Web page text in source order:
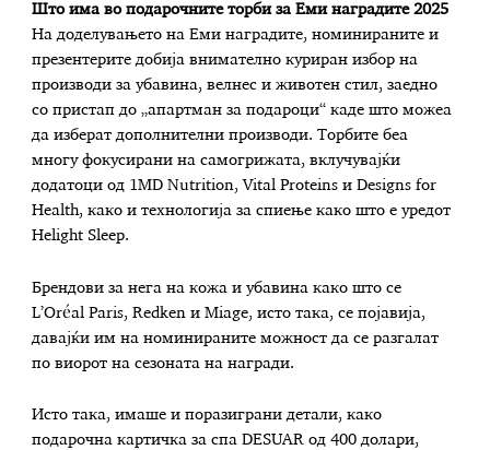
Што има во подарочните торби за Еми наградите 2025
На доделувањето на Еми наградите, номинираните и
презентерите добија внимателно куриран избор на
производи за убавина, велнес и животен стил, заедно
со пристап до „апартман за подароци“ каде што можеа
да изберат дополнителни производи. Торбите беа
многу фокусирани на самогрижата, вклучувајќи
додатоци од 1MD Nutrition, Vital Proteins и Designs for
Health, како и технологија за спиење како што е уредот
Helight Sleep.
Брендови за нега на кожа и убавина како што се
L’Oréal Paris, Redken и Miage, исто така, се појавија,
давајќи им на номинираните можност да се разгалат
по виорот на сезоната на награди.
Исто така, имаше и поразиграни детали, како
подарочна картичка за спа DESUAR од 400 долари,